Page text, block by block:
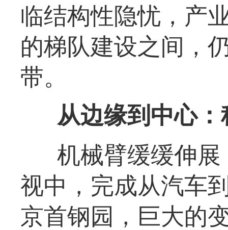
临结构性隐忧，产
的梯队建设之间，
带。
从边缘到中心
机械臂缓缓伸
视中，完成从汽车
京首钢园，巨大的